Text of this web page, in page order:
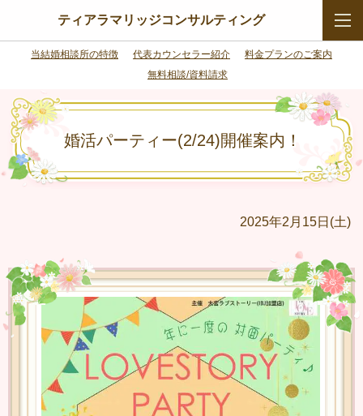
ティアラマリッジコンサルティング
当結婚相談所の特徴 代表カウンセラー紹介
料金プランのご案内
無料相談/資料請求
婚活パーティー(2/24)開催案内！
2025年2月15日(土)